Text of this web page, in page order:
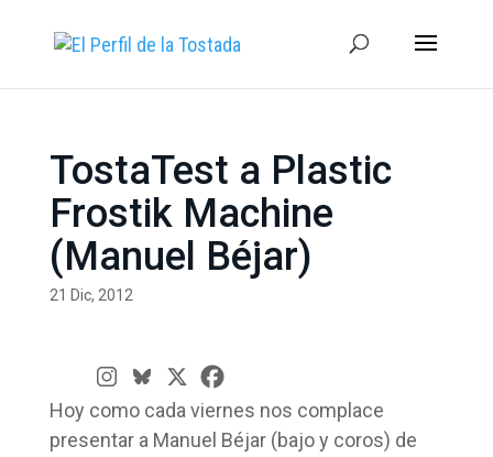
TostaTest a Plastic
Frostik Machine
(Manuel Béjar)
21 Dic, 2012
Hoy como cada viernes nos complace
presentar a Manuel Béjar (bajo y coros) de